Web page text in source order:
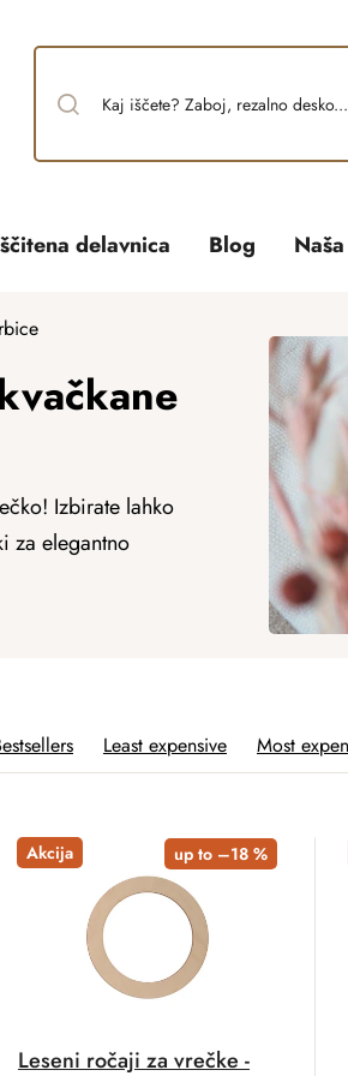
delavnica Blog
Izbirate lahko
za elegantno
Least expensive Most
Akcija up to –18 %
Leseni ročaji za vrečke -